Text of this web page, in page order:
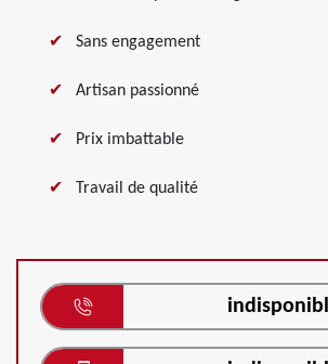
Sans engagement
Artisan passionné
Prix imbattable
Travail de qualité